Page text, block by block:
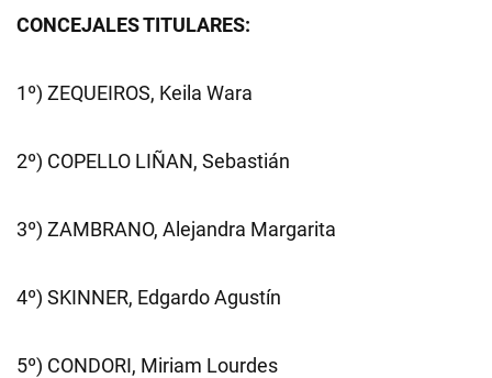
CONCEJALES TITULARES:
1º) ZEQUEIROS, Keila Wara
2º) COPELLO LIÑAN, Sebastián
3º) ZAMBRANO, Alejandra Margarita
4º) SKINNER, Edgardo Agustín
5º) CONDORI, Miriam Lourdes